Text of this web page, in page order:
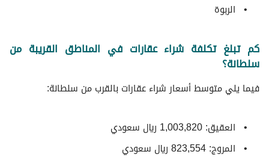
الربوة
كم تبلغ تكلفة شراء عقارات في المناطق القريبة من
سلطانة؟
فيما يلي متوسط ​​أسعار شراء عقارات بالقرب من سلطانة:
العقيق: 1,003,820 ريال سعودي
المروج: 823,554 ريال سعودي